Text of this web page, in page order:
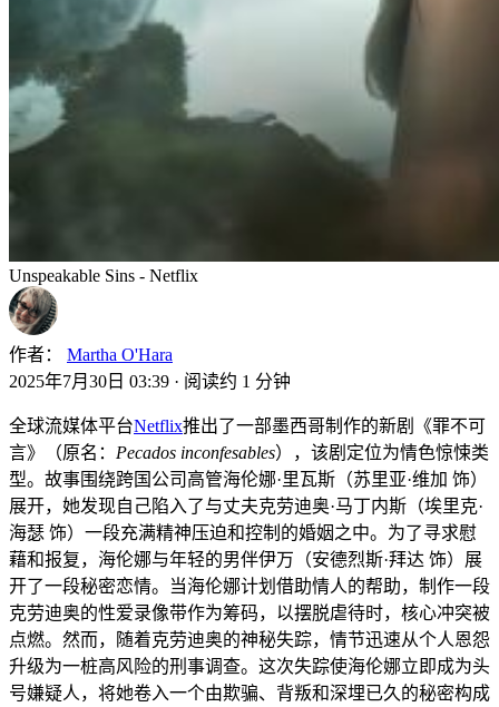
Unspeakable Sins - Netflix
作者：
Martha O'Hara
2025年7月30日 03:39 · 阅读约 1 分钟
全球流媒体平台Netflix推出了一部墨西哥制作的新剧《罪不可
言》（原名： Pecados inconfesables），该剧定位为情色惊悚类
型。故事围绕跨国公司高管海伦娜·里瓦斯（苏里亚·维加 饰）
展开，她发现自己陷入了与丈夫克劳迪奥·马丁内斯（埃里克·
海瑟 饰）一段充满精神压迫和控制的婚姻之中。为了寻求慰
藉和报复，海伦娜与年轻的男伴伊万（安德烈斯·拜达 饰）展
开了一段秘密恋情。当海伦娜计划借助情人的帮助，制作一段
克劳迪奥的性爱录像带作为筹码，以摆脱虐待时，核心冲突被
点燃。然而，随着克劳迪奥的神秘失踪，情节迅速从个人恩怨
升级为一桩高风险的刑事调查。这次失踪使海伦娜立即成为头
号嫌疑人，将她卷入一个由欺骗、背叛和深埋已久的秘密构成